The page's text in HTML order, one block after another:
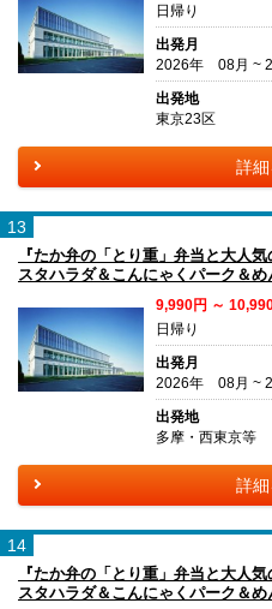
日帰り
出発月
2026年 08月 ~
出発地
東京23区
詳
13
『たか弁の「とり重」弁当と大人
スタハラダ＆こんにゃくパーク＆
9,990円 ～
日帰り
出発月
2026年 08月 ~
出発地
多摩・西東京等
詳
14
『たか弁の「とり重」弁当と大人
スタハラダ＆こんにゃくパーク＆